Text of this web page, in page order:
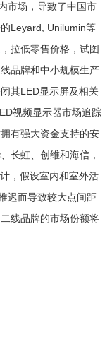
市场，导致了中国市
Leyard, Unilumin等
，拉低零售价格，试图
品牌和中小规模生产
其LED显示屏及相关
视频显示器市场追踪
有强大资金支持的安
长虹、创维和海信，
，假设室内和室外活
迟而导致较大点间距
线品牌的市场份额将